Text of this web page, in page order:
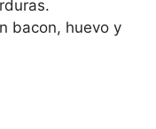
bacon, huevo y